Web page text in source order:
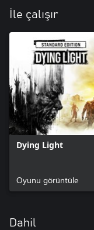
İle çalışır
Dying Light
Oyunu görüntüle
Dahil